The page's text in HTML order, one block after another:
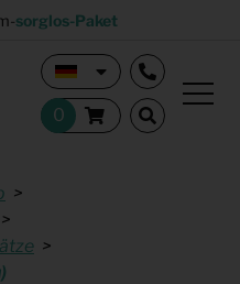
sorglos-Paket